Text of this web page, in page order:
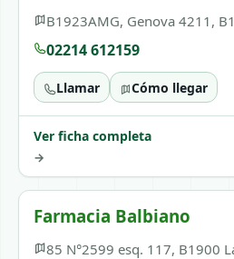
B1923AMG, Genova 4211,
02214 612159
Llamar Cómo llegar
Ver ficha completa
→
Farmacia Balbiano
85 N°2599 esq. 117, B1900